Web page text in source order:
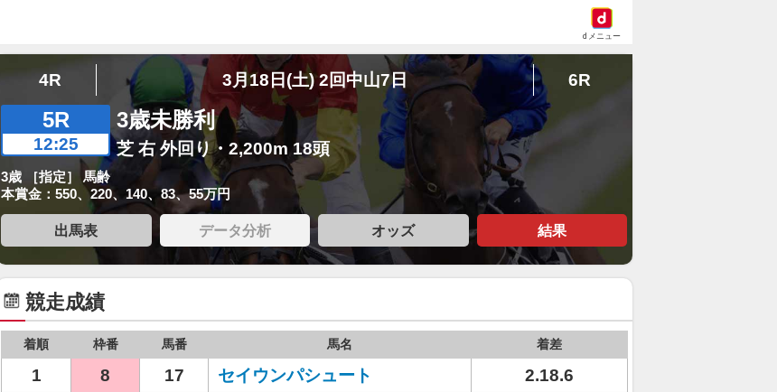
dメニュー
4R 3月18日(土) 2回中山7日 6R
5R
12:25
3歳未勝利
芝 右 外回り・2,200m 18頭
3歳 ［指定］ 馬齢
本賞金：550、220、140、83、55万円
出馬表 データ分析 オッズ 結果
競走成績
着順 枠番 馬番 馬名 着差
1 8 17 セイウンパシュート
2.18.6